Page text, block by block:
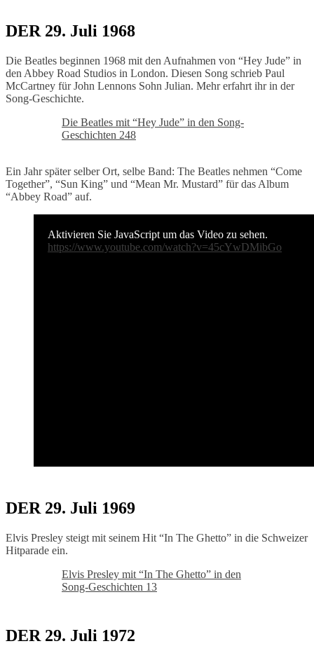
DER 29. Juli 1968
Die Beatles beginnen 1968 mit den Aufnahmen von “Hey Jude” in
den Abbey Road Studios in London. Diesen Song schrieb Paul
McCartney für John Lennons Sohn Julian. Mehr erfahrt ihr in der
Song-Geschichte.
Die Beatles mit “Hey Jude” in den Song-
Geschichten 248
Ein Jahr später selber Ort, selbe Band: The Beatles nehmen “Come
Together”, “Sun King” und “Mean Mr. Mustard” für das Album
“Abbey Road” auf.
Aktivieren Sie JavaScript um das Video zu sehen.
https://www.youtube.com/watch?v=45cYwDMibGo
DER 29. Juli 1969
Elvis Presley steigt mit seinem Hit “In The Ghetto” in die Schweizer
Hitparade ein.
Elvis Presley mit “In The Ghetto” in den
Song-Geschichten 13
DER 29. Juli 1972